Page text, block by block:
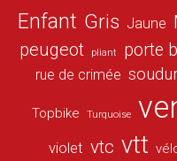
Enfant Gris Jaune
peugeot pliant porte
rue de crimée
Topbike Turquoise
violet vtc vtt